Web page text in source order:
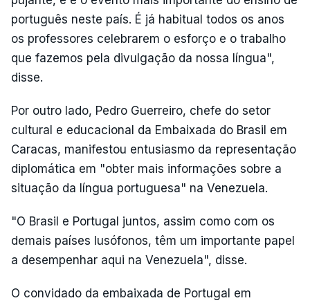
português neste país. É já habitual todos os anos
os professores celebrarem o esforço e o trabalho
que fazemos pela divulgação da nossa língua",
disse.
Por outro lado, Pedro Guerreiro, chefe do setor
cultural e educacional da Embaixada do Brasil em
Caracas, manifestou entusiasmo da representação
diplomática em "obter mais informações sobre a
situação da língua portuguesa" na Venezuela.
"O Brasil e Portugal juntos, assim como com os
demais países lusófonos, têm um importante papel
a desempenhar aqui na Venezuela", disse.
O convidado da embaixada de Portugal em